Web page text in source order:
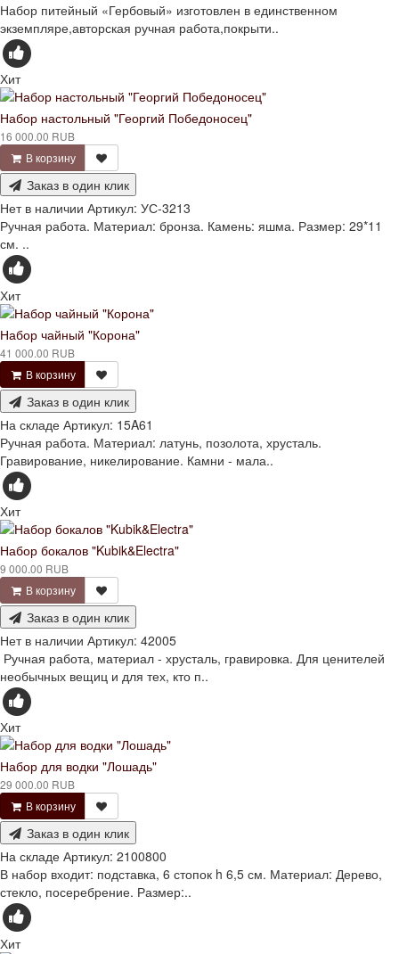
Набор питейный «Гербовый» изготовлен в единственном
экземпляре,авторская ручная работа,покрыти..
Хит
Набор настольный "Георгий Победоносец"
16 000.00 RUB
В корзину
Заказ в один клик
Нет в наличии Артикул: УС-3213
Ручная работа. Материал: бронза. Камень: яшма. Размер: 29*11
см. ..
Хит
Набор чайный "Корона"
41 000.00 RUB
В корзину
Заказ в один клик
На складе Артикул: 15A61
Ручная работа. Материал: латунь, позолота, хрусталь.
Гравирование, никелирование. Камни - мала..
Хит
Набор бокалов "Kubik&Electra"
9 000.00 RUB
В корзину
Заказ в один клик
Нет в наличии Артикул: 42005
Ручная работа, материал - хрусталь, гравировка. Для ценителей
необычных вещиц и для тех, кто п..
Хит
Набор для водки "Лошадь"
29 000.00 RUB
В корзину
Заказ в один клик
На складе Артикул: 2100800
В набор входит: подставка, 6 стопок h 6,5 см. Материал: Дерево,
стекло, посеребрение. Размер:..
Хит